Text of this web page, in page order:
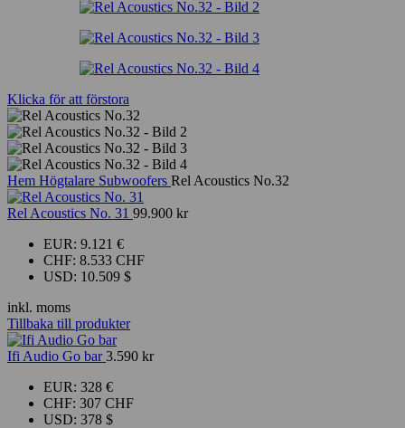
Klicka för att förstora
Hem Högtalare Subwoofers Rel Acoustics No.32
Rel Acoustics No. 31 99.900 kr
EUR: 9.121 €
CHF: 8.533 CHF
USD: 10.509 $
inkl. moms
Tillbaka till produkter
Ifi Audio Go bar3.590 kr
EUR: 328 €
CHF: 307 CHF
USD: 378 $